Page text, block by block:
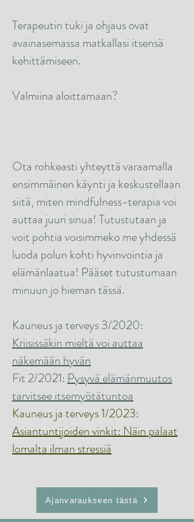
Terapeutin tuki ja ohjaus ovat
avainasemassa matkallasi itsensä
kehittämiseen.
Valmiina aloittamaan?
Ota rohkeasti yhteyttä varaamalla
ensimmäinen käynti ja keskustellaan
siitä, miten mindfulness-terapia voi
auttaa juuri sinua! Tutustutaan ja
voit pohtia voisimmeko me yhdessä
luoda polun kohti hyvinvointia ja
elämänlaatua! Pääset tutustumaan
minuun jo hieman tässä.
Kauneus ja terveys 3/2020:
Kriisissäkin mieltä voi auttaa
näkemään hyvän
Fit 2/2021:Pysyvä elämänmuutos
tarvitsee itsemyötätuntoa
​Kauneus ja terveys 1/2023:
Asiantuntijoiden vinkit: Näin palaat
lomalta ilman stressiä
Ajanvaraukseen tästä